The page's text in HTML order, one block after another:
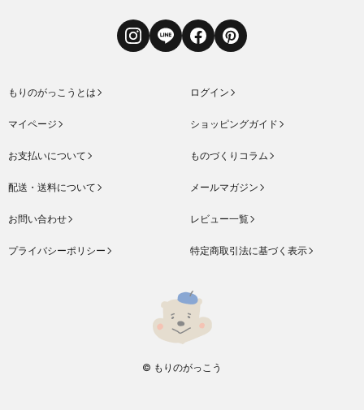
InstagramLINE FacebookPinterest
もりのがっこうとは ログイン
マイページ ショッピングガイド
お支払いについて ものづくりコラム
配送・送料について メールマガジン
お問い合わせ レビュー一覧
プライバシーポリシー 特定商取引法に基づく表示
© もりのがっこう